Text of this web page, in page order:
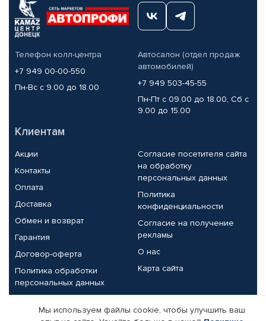
Телефон колл-центра
+7 949 00-00-550
Пн-Вс с 9.00 до 18.00
Автосалон (отдел продаж
автомобилей)
+7 949 503-45-55
Пн-Пт с 09.00 до 18.00, Сб с
9.00 до 15.00
Клиентам
Акции
Контакты
Оплата
Доставка
Обмен и возврат
Гарантия
Договор-оферта
Политика обработки
персональных данных
Согласие посетителя сайта
на обработку
персональных данных
Политика
конфиденциальности
Согласие на получение
рекламы
О нас
Карта сайта
Партнерам
Мы используем файлы cookie, чтобы улучшить ваш